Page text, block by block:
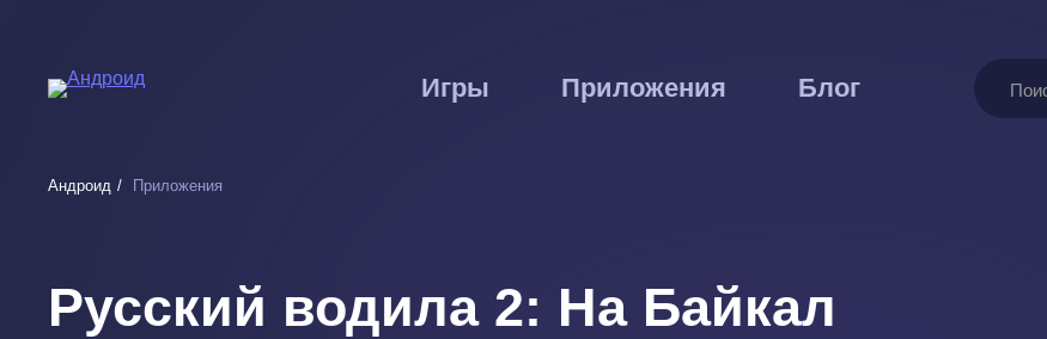
основному
Игры Приложения Блог Поиск
Андроид Приложения
Русский водила 2: На Байкал